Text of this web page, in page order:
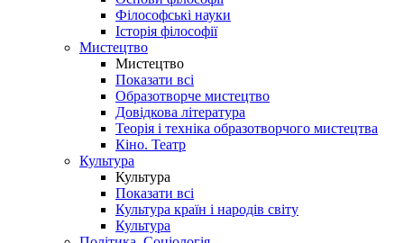
Філософські науки
Історія філософії
Мистецтво
Мистецтво
Показати всі
Образотворче мистецтво
Довідкова література
Теорія і техніка образотворчого мистецтва
Кіно. Театр
Культура
Культура
Показати всі
Культура країн і народів світу
Культура